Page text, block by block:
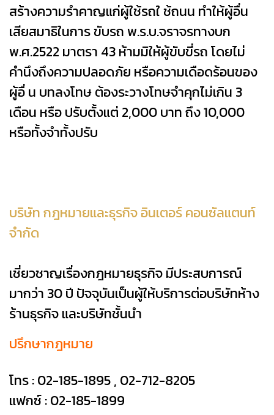
สร้างความรำคาญแก่ผู้ใช้รถใ ช้ถนน ทำให้ผู้อื่น
เสียสมาธิในการ ขับรถ พ.ร.บ.จราจรทางบก
พ.ศ.2522 มาตรา 43 ห้ามมิให้ผู้ขับขี่รถ โดยไม่
คำนึงถึงความปลอดภัย หรือความเดือดร้อนของ
ผู้อื่ น บทลงโทษ ต้องระวางโทษจำคุกไม่เกิน 3
เดือน หรือ ปรับตั้งแต่ 2,000 บาท ถึง 10,000
หรือทั้งจำทั้งปรับ
บริษัท กฎหมายและธุรกิจ อินเตอร์ คอนซัลแตนท์
จำกัด
เชี่ยวชาญเรื่องกฎหมายธุรกิจ มีประสบการณ์
มากว่า 30 ปี ปัจจุบันเป็นผู้ให้บริการต่อบริษัทห้าง
ร้านธุรกิจ และบริษัทชั้นนำ
ปรึกษากฎหมาย
โทร :02-185-1895, 02-712-8205
แฟกซ์ : 02-185-1899